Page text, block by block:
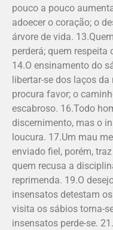
pouco a pouco
adoecer o coração; o
árvore de vida.
perderá; quem respeita
14.O ensinamento do
libertar-se dos laços
procura favor; o
escabroso. 16.Todo
discernimento, mas o
loucura. 17.Um mau
enviado fiel, porém,
quem recusa a
reprimenda. 19.O
insensatos detestam
visita os sábios torna-
insensatos perde-se.